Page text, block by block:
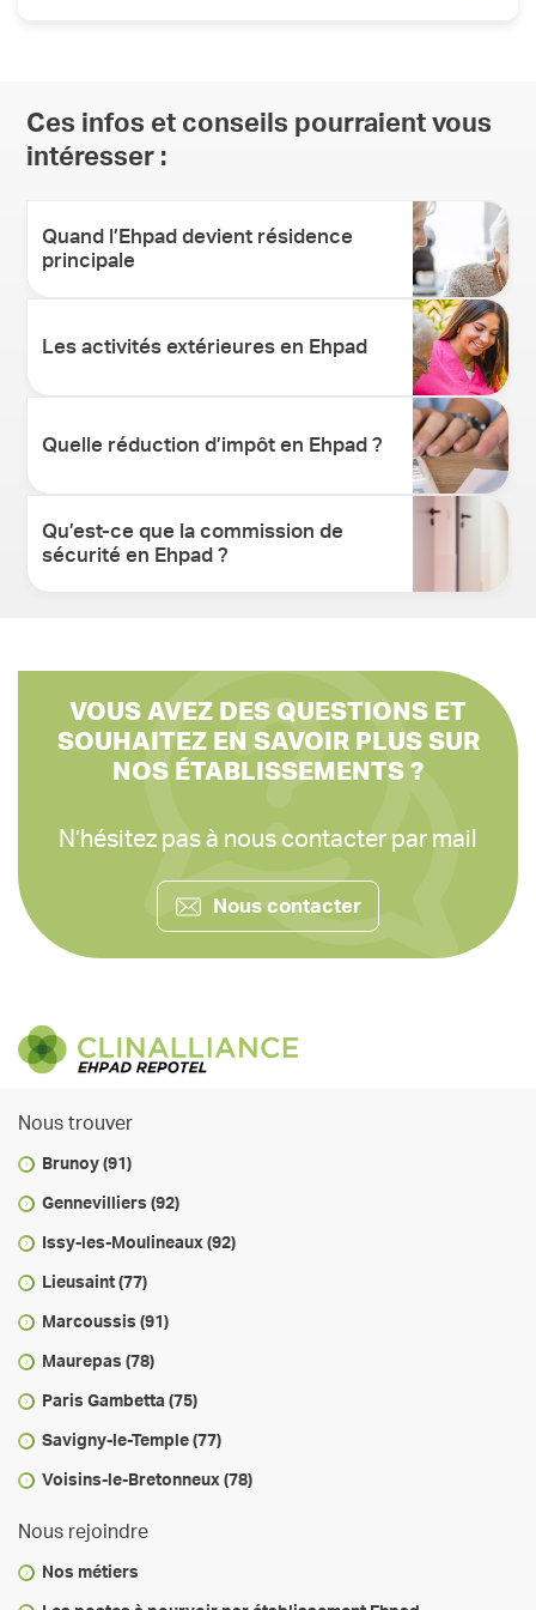
Ces infos et conseils pourraient vous
intéresser :
Quand l’Ehpad devient résidence
principale
Les activités extérieures en Ehpad
Quelle réduction d’impôt en Ehpad ?
Qu’est-ce que la commission de
sécurité en Ehpad ?
VOUS AVEZ DES QUESTIONS ET
SOUHAITEZ EN SAVOIR PLUS SUR
NOS ÉTABLISSEMENTS ?
N’hésitez pas à nous contacter par mail
Nous contacter
Nous trouver
Brunoy (91)
Gennevilliers (92)
Issy-les-Moulineaux (92)
Lieusaint (77)
Marcoussis (91)
Maurepas (78)
Paris Gambetta (75)
Savigny-le-Temple (77)
Voisins-le-Bretonneux (78)
Nous rejoindre
Nos métiers